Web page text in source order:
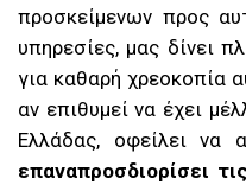
προσκείμενων προς
υπηρεσίες, μας δίνει
για καθαρή χρεοκοπία
αν επιθυμεί να έχει
Ελλάδας, οφείλει να
επαναπροσδιορίσει